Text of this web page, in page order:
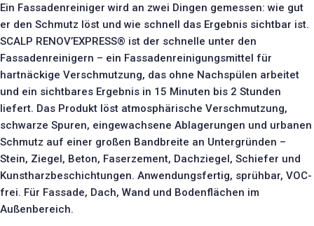
Ein Fassadenreiniger wird an zwei Dingen gemessen: wie gut
er den Schmutz löst und wie schnell das Ergebnis sichtbar ist.
SCALP RENOV’EXPRESS® ist der schnelle unter den
Fassadenreinigern – ein Fassadenreinigungsmittel für
hartnäckige Verschmutzung, das ohne Nachspülen arbeitet
und ein sichtbares Ergebnis in 15 Minuten bis 2 Stunden
liefert. Das Produkt löst atmosphärische Verschmutzung,
schwarze Spuren, eingewachsene Ablagerungen und urbanen
Schmutz auf einer großen Bandbreite an Untergründen –
Stein, Ziegel, Beton, Faserzement, Dachziegel, Schiefer und
Kunstharzbeschichtungen. Anwendungsfertig, sprühbar, VOC-
frei. Für Fassade, Dach, Wand und Bodenflächen im
Außenbereich.